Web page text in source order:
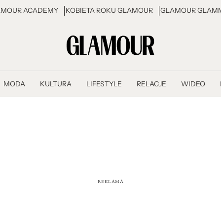
ACADEMY KOBIETA ROKU GLAMOUR GLAMOUR
MODA KULTURA LIFESTYLE RELACJE WIDEO